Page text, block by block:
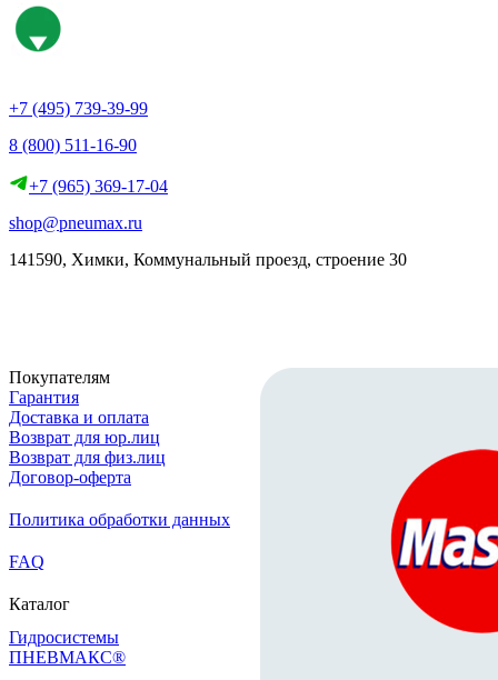
+7 (495) 739-39-99
8 (800) 511-16-90
+7 (965) 369-17-04
shop@pneumax.ru
141590, Химки, Коммунальный проезд, строение 30
Покупателям
Гарантия
Доставка и оплата
Возврат для юр.лиц
Возврат для физ.лиц
Договор-оферта
Политика обработки данных
FAQ
Каталог
Гидросистемы
ПНЕВМАКС®